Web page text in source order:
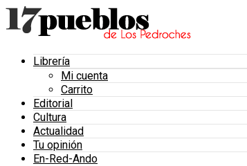
Librería
Mi cuenta
Carrito
Editorial
Cultura
Actualidad
Tu opinión
En-Red-Ando